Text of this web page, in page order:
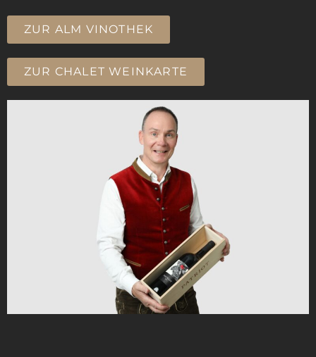
ZUR ALM VINOTHEK
ZUR CHALET WEINKARTE